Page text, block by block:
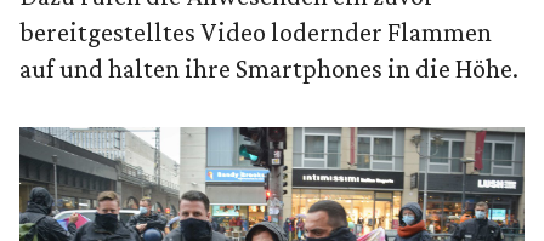
bereitgestelltes Video lodernder Flammen
auf und halten ihre Smartphones in die Höhe.